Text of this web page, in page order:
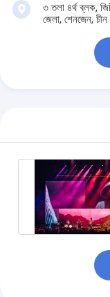
৩ তলা ৪র্থ ব্লক,
জেলা, শেনজেন, চীন